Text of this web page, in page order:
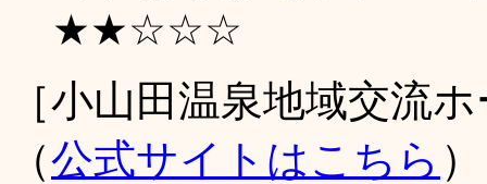
★★☆☆☆
［小山田温泉地域交流
（公式サイトはこちら ）